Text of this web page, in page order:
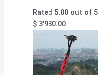
Rated 5.00 out of 5
$ 3'930.00